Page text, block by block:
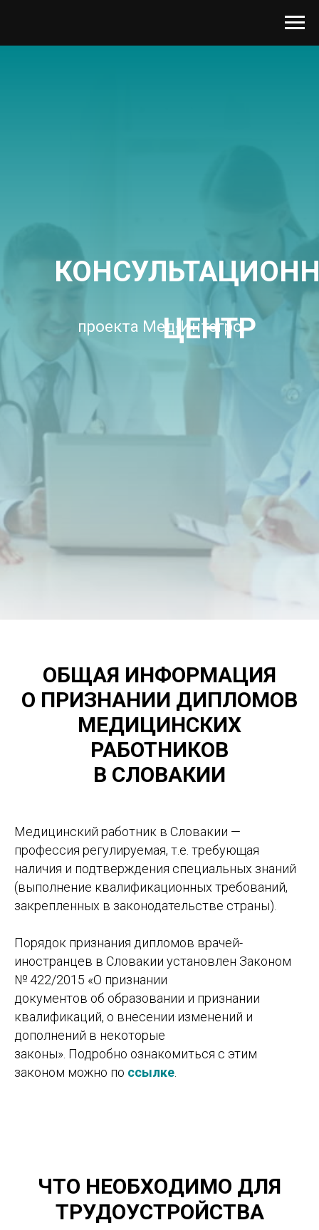
ЦЕНТР
проекта Мед-Интегро
ОБЩАЯ ИНФОРМАЦИЯ
О ПРИЗНАНИИ ДИПЛОМОВ
МЕДИЦИНСКИХ
РАБОТНИКОВ
В СЛОВАКИИ
Медицинский работник в Словакии —
профессия регулируемая, т.е. требующая
наличия и подтверждения специальных знаний
(выполнение квалификационных требований,
закрепленных в законодательстве страны).
Порядок признания дипломов врачей-
иностранцев в Словакии установлен Законом
№ 422/2015 «О признании
документов об образовании и признании
квалификаций, о внесении изменений и
дополнений в некоторые
законы». Подробно ознакомиться с этим
законом можно по ссылке.
ЧТО НЕОБХОДИМО ДЛЯ
ТРУДОУСТРОЙСТВА